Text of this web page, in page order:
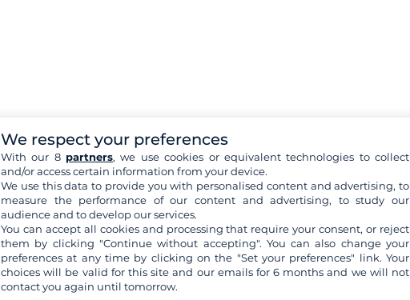
We respect your preferences
With our 8 partners, we use cookies or equivalent technologies to collect
and/or access certain information from your device.
We use this data to provide you with personalised content and advertising, to
measure the performance of our content and advertising, to study our
audience and to develop our services.
You can accept all cookies and processing that require your consent, or reject
them by clicking "Continue without accepting". You can also change your
preferences at any time by clicking on the "Set your preferences" link. Your
choices will be valid for this site and our emails for 6 months and we will not
contact you again until tomorrow.